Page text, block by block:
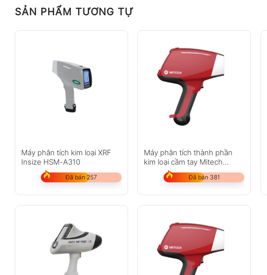
SẢN PHẨM TƯƠNG TỰ
Máy phân tích kim loại XRF
Insize HSM-A310
Đã bán 257
Máy phân tích thành phần
kim loại cầm tay Mitech
MAS800
Đã bán 381